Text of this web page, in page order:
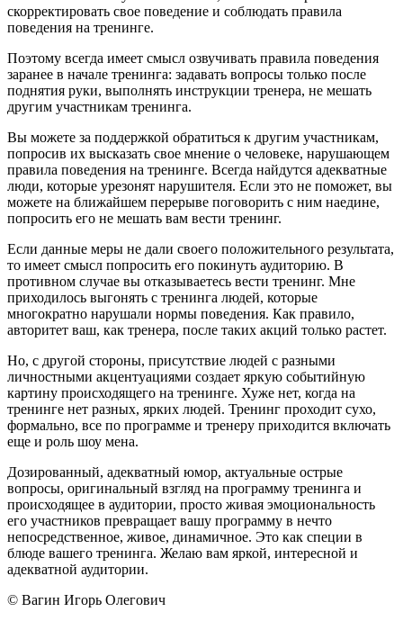
скорректировать свое поведение и соблюдать правила
поведения на тренинге.
Поэтому всегда имеет смысл озвучивать правила поведения
заранее в начале тренинга: задавать вопросы только после
поднятия руки, выполнять инструкции тренера, не мешать
другим участникам тренинга.
Вы можете за поддержкой обратиться к другим участникам,
попросив их высказать свое мнение о человеке, нарушающем
правила поведения на тренинге. Всегда найдутся адекватные
люди, которые урезонят нарушителя. Если это не поможет, вы
можете на ближайшем перерыве поговорить с ним наедине,
попросить его не мешать вам вести тренинг.
Если данные меры не дали своего положительного результата,
то имеет смысл попросить его покинуть аудиторию. В
противном случае вы отказываетесь вести тренинг. Мне
приходилось выгонять с тренинга людей, которые
многократно нарушали нормы поведения. Как правило,
авторитет ваш, как тренера, после таких акций только растет.
Но, с другой стороны, присутствие людей с разными
личностными акцентуациями создает яркую событийную
картину происходящего на тренинге. Хуже нет, когда на
тренинге нет разных, ярких людей. Тренинг проходит сухо,
формально, все по программе и тренеру приходится включать
еще и роль шоу мена.
Дозированный, адекватный юмор, актуальные острые
вопросы, оригинальный взгляд на программу тренинга и
происходящее в аудитории, просто живая эмоциональность
его участников превращает вашу программу в нечто
непосредственное, живое, динамичное. Это как специи в
блюде вашего тренинга. Желаю вам яркой, интересной и
адекватной аудитории.
© Вагин Игорь Олегович